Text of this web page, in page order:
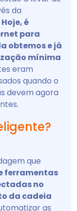
da
Hoje, é
para
obtemos e já
mínima
eram
quando o
devem agora
que
ferramentas
no
da cadeia
as